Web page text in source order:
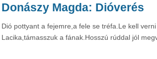
Donászy Magda: Dióverés
Dió pottyant a fejemre,a fele se tréfa.Le kell
Lacika,támasszuk a fának.Hosszú rúddal jól